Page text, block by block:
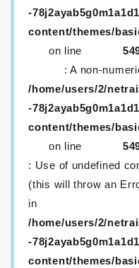
-
content/themes/
on line
: A non-
/home/users/2/
-
content/themes/
on line
: Use of undefined
(this will throw an
in
/home/users/2/
-
content/themes/